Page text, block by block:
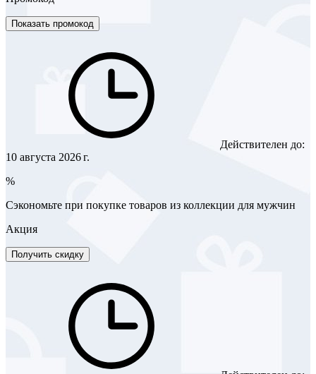
Показать промокод
Действителен до:
10 августа 2026 г.
%
Сэкономьте при покупке товаров из коллекции для мужчин
Акция
Получить скидку